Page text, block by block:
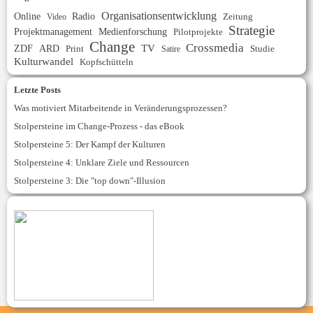
Online Video Radio Organisationsentwicklung Zeitung
Projektmanagement Medienforschung Pilotprojekte Strategie
ZDF ARD Print Change TV Satire Crossmedia Studie
Kulturwandel Kopfschütteln
Letzte Posts
Was motiviert Mitarbeitende in Veränderungsprozessen?
Stolpersteine im Change-Prozess - das eBook
Stolpersteine 5: Der Kampf der Kulturen
Stolpersteine 4: Unklare Ziele und Ressourcen
Stolpersteine 3: Die "top down"-Illusion